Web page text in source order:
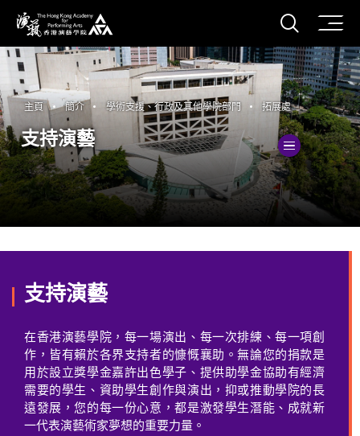
香港演藝學院
打開
主頁 簡介 學術支援、行政及其他學院部門 拓展處
支持演藝
切換
支持演藝
在香港演藝學院，每一場演出、每一次排練、每一項創
作，皆有賴於各界支持者的慷慨襄助。無論您的捐款是
用於設立獎學金嘉許出色學子、提供助學金協助有經濟
需要的學生、資助學生創作與演出，抑或推動學院的長
遠發展，您的每一份心意，都是激發學生潛能、成就新
一代表演藝術家夢想的重要力量。